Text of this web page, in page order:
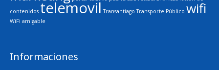
contenidos telemovil Transantiago Transporte Público wifi
WiFi amigable
Informaciones